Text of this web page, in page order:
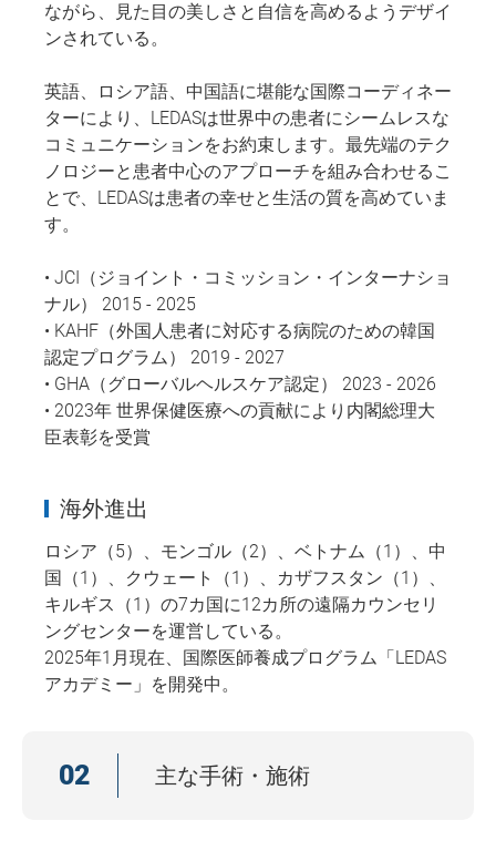
ながら、見た目の美しさと自信を高めるようデザイ
ンされている。
英語、ロシア語、中国語に堪能な国際コーディネー
ターにより、LEDASは世界中の患者にシームレスな
コミュニケーションをお約束します。最先端のテク
ノロジーと患者中心のアプローチを組み合わせるこ
とで、LEDASは患者の幸せと生活の質を高めていま
す。
• JCI（ジョイント・コミッション・インターナショ
ナル） 2015 - 2025
• KAHF（外国人患者に対応する病院のための韓国
認定プログラム） 2019 - 2027
• GHA（グローバルヘルスケア認定） 2023 - 2026
• 2023年 世界保健医療への貢献により内閣総理大
臣表彰を受賞
海外進出
ロシア（5）、モンゴル（2）、ベトナム（1）、中
国（1）、クウェート（1）、カザフスタン（1）、
キルギス（1）の7カ国に12カ所の遠隔カウンセリ
ングセンターを運営している。
2025年1月現在、国際医師養成プログラム「LEDAS
アカデミー」を開発中。
02 主な手術・施術